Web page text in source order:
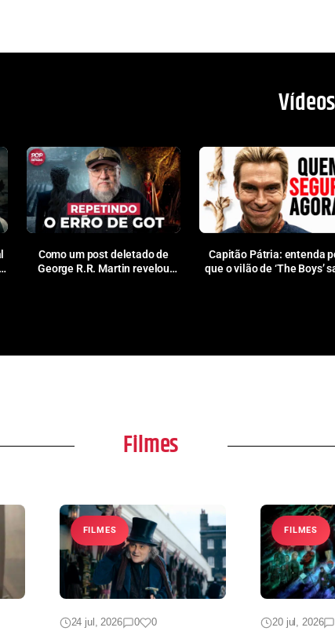
Vídeos
Como um post deletado de
George R.R. Martin revelou
Capitão Pátria: entenda
que o vilão de ‘The Boys’
Filmes
FILMES
24 jul, 2026 0 0
FILMES
20 jul, 2026